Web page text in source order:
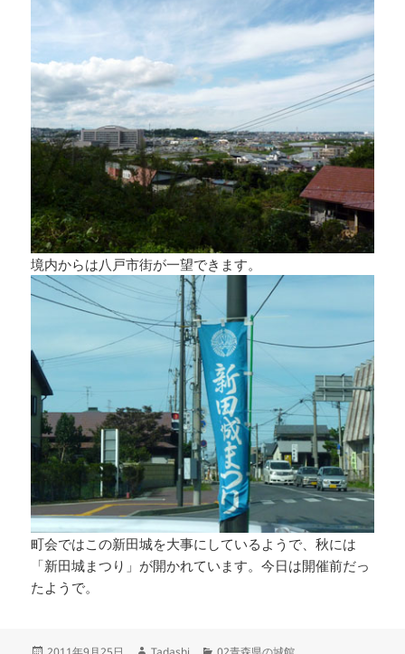
境内からは八戸市街が一望できます。
町会ではこの新田城を大事にしているようで、秋には
「新田城まつり」が開かれています。今日は開催前だっ
たようで。